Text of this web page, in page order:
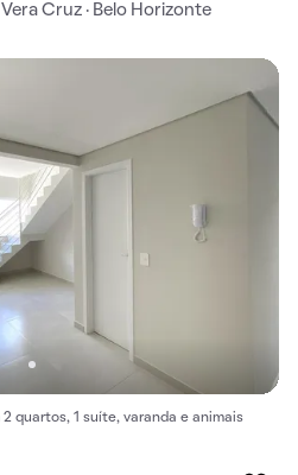
Cruz · Belo Horizonte
quartos, 1 suíte, varanda e animais